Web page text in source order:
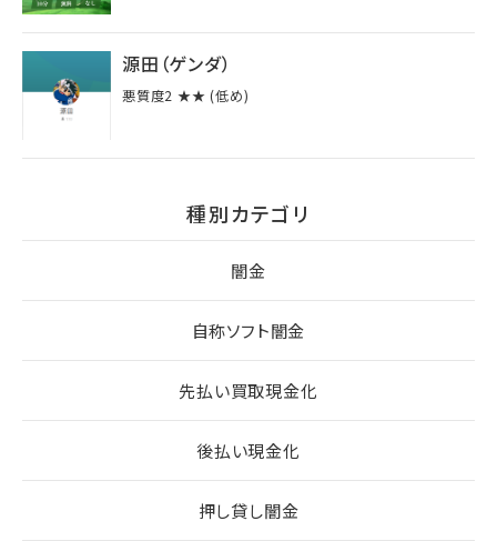
源田（ゲンダ）
悪質度2 ★★ (低め)
種別カテゴリ
闇金
自称ソフト闇金
先払い買取現金化
後払い現金化
押し貸し闇金